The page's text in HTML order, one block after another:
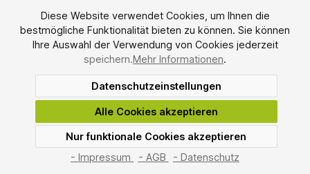
Versandarten
* Alle Preise inkl. gesetzl. Mehrwertsteuer und zzgl.
, wenn
nicht anders angegeben.
Mindesbestellwarenwert: € 100,00
*² Montag bis Freitag, ohne gesetzliche Feiertage.
© 2026 Lueftungsgitter24.com - Alle Rechte vorbehalten. Theme by
ThemeWare®
Diese Website verwendet Cookies, um Ihnen die
bestmögliche Funktionalität bieten zu können. Sie können
Ihre Auswahl der Verwendung von Cookies jederzeit
speichern.Mehr Informationen.
Datenschutzeinstellungen
Alle Cookies akzeptieren
Nur funktionale Cookies akzeptieren
- Impressum
- AGB - Datenschutz
SEHR GUT (4.67 / 5)
Bewertungen bei: shopvote.de ⓘ
Informationen zur Echtheit der Bewertungen